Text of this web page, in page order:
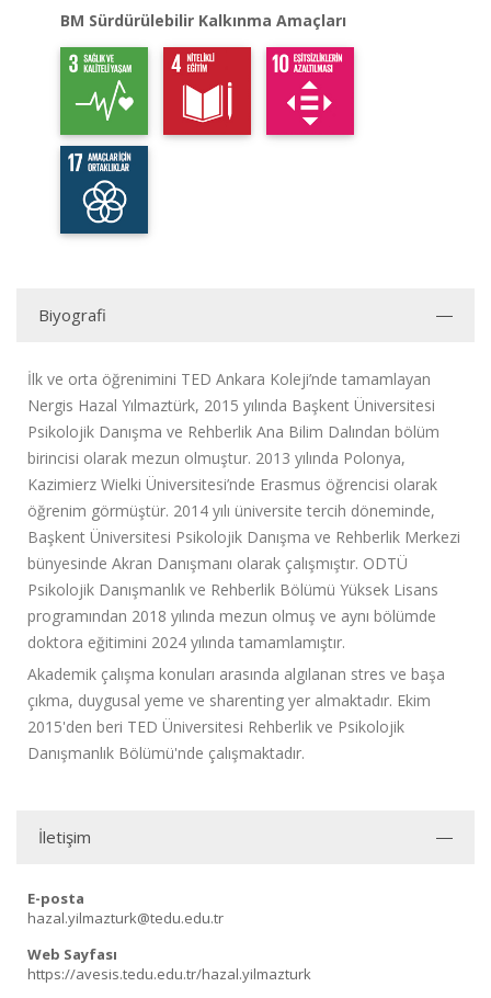
BM Sürdürülebilir Kalkınma Amaçları
Biyografi
İlk ve orta öğrenimini TED Ankara Koleji’nde tamamlayan
Nergis Hazal Yılmaztürk, 2015 yılında Başkent Üniversitesi
Psikolojik Danışma ve Rehberlik Ana Bilim Dalından bölüm
birincisi olarak mezun olmuştur. 2013 yılında Polonya,
Kazimierz Wielki Üniversitesi’nde Erasmus öğrencisi olarak
öğrenim görmüştür. 2014 yılı üniversite tercih döneminde,
Başkent Üniversitesi Psikolojik Danışma ve Rehberlik Merkezi
bünyesinde Akran Danışmanı olarak çalışmıştır. ODTÜ
Psikolojik Danışmanlık ve Rehberlik Bölümü Yüksek Lisans
programından 2018 yılında mezun olmuş ve aynı bölümde
doktora eğitimini 2024 yılında tamamlamıştır.
Akademik çalışma konuları arasında algılanan stres ve başa
çıkma, duygusal yeme ve sharenting yer almaktadır. Ekim
2015'den beri TED Üniversitesi Rehberlik ve Psikolojik
Danışmanlık Bölümü'nde çalışmaktadır.
İletişim
E-posta
hazal.yilmazturk@tedu.edu.tr
Web Sayfası
https://avesis.tedu.edu.tr/hazal.yilmazturk